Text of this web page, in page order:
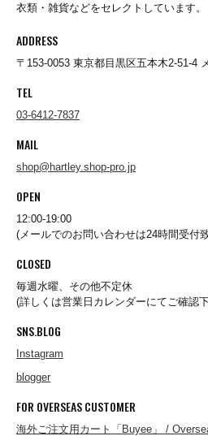
DEHEN
DESCENTE
destin
Dickies
Ebbets Field Flannels
衣類・雑貨などをセレクトしています。
ADDRESS
〒153-0053 東京都目黒区五本木2-51-4
TEL
03-6412-7837
MAIL
shop@hartley.shop-pro.jp
OPEN
12:00-19:00
(メールでのお問い合わせは24時間受付
CLOSED
毎週水曜、その他不定休
(詳しくは営業日カレンダーにてご確認
SNS.BLOG
Instagram
blogger
FOR OVERSEAS CUSTOMER
海外ご注文用カート「Buyee」 /